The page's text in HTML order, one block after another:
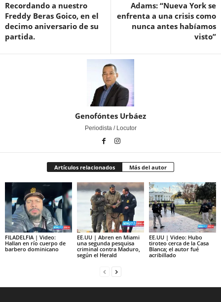
Recordando a nuestro
Freddy Beras Goico, en el
decimo aniversario de su
partida.
Adams: “Nueva York se
enfrenta a una crisis como
nunca antes habíamos
visto”
Genofóntes Urbáez
Periodista / Locutor
Artículos relacionados Más del autor
FILADELFIA | Video:
Hallan en río cuerpo de
barbero dominicano
EE.UU | Abren en Miami
una segunda pesquisa
criminal contra Maduro,
según el Herald
EE.UU | Video: Hubo
tiroteo cerca de la Casa
Blanca; el autor fué
acribillado